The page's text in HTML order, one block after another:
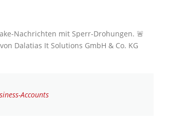
Nachrichten mit Sperr-Drohungen. 🚨
Dalatias It Solutions GmbH & Co. KG
Accounts